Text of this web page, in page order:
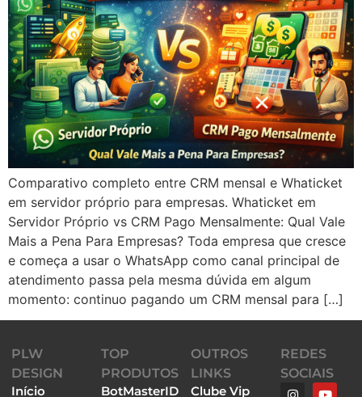
Comparativo completo entre CRM mensal e Whaticket
em servidor próprio para empresas. Whaticket em
Servidor Próprio vs CRM Pago Mensalmente: Qual Vale
Mais a Pena Para Empresas? Toda empresa que cresce
e começa a usar o WhatsApp como canal principal de
atendimento passa pela mesma dúvida em algum
momento: continuo pagando um CRM mensal para […]
PLW
DESIGN
Início
TOP
PRODUTOS
BotMasterID
OUTROS
LINKS
Clube Vip
REDES
SOCIAIS